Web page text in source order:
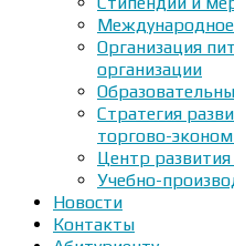
Международное
Организация
организации
Стратегия
торгово-
Центр
Учебно-
Новости
Контакты